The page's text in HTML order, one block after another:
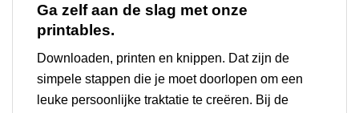
Ga zelf aan de slag met onze
printables.
Downloaden, printen en knippen. Dat zijn de
simpele stappen die je moet doorlopen om een
leuke persoonlijke traktatie te creëren. Bij de